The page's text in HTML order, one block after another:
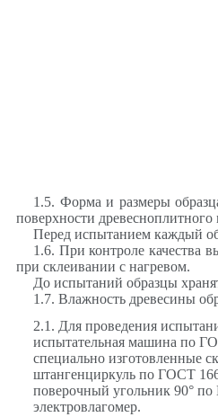
1.5. Форма и размеры
поверхности
Перед испытанием каждый
1.6. При контроле качества
при склеивании с нагревом.
До испытаний образцы
1.7. Влажность древесины
2.1. Для проведения
испытательная машина по
специально изготовленные
штангенциркуль по ГОСТ
поверочный угольник 90°по
электровлагомер.